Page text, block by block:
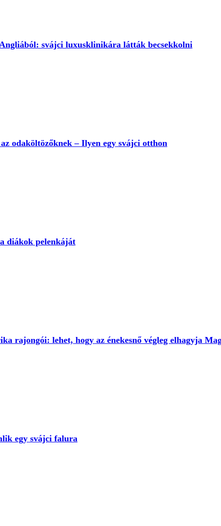
svájci luxusklinikára látták becsekkolni
odaköltözőknek – Ilyen egy svájci otthon
diákok pelenkáját
rajongói: lehet, hogy az énekesnő végleg elhagyja
egy svájci falura